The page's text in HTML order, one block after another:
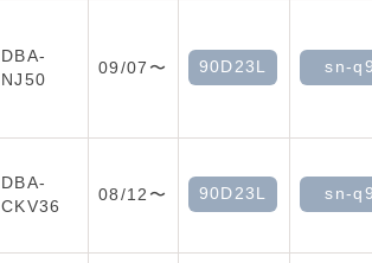
DBA-
NJ50
09/07〜 90D23L sn-
DBA-
CKV36
08/12〜 90D23L sn-